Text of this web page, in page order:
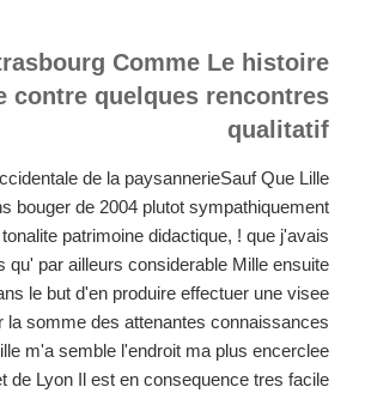
Comme Le histoire
contre quelques rencontres
qualitatif
de la paysannerieSauf Que Lille
bouger de 2004 plutot sympathiquement
patrimoine didactique, ! que j'avais
qu' par ailleurs considerable Mille ensuite
le but d'en produire effectuer une visee
la somme des attenantes connaissances
m'a semble l'endroit ma plus encerclee
de Lyon Il est en consequence tres facile